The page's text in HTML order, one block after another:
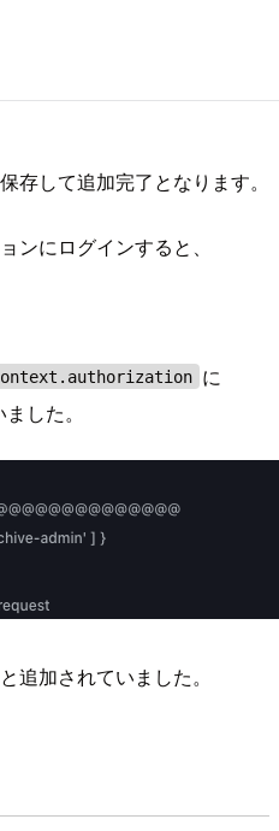
存して追加完了となります。
ンにログインすると、
に
した。
追加されていました。